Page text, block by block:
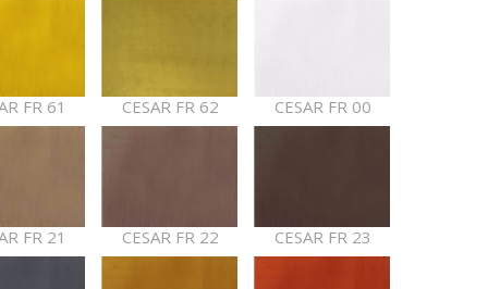
FR 61 CESAR FR 62 CESAR FR 00
FR 21 CESAR FR 22 CESAR FR 23